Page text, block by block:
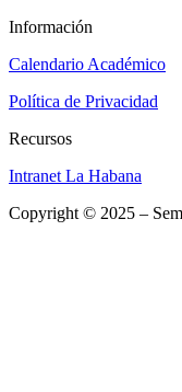
Información
Calendario Académico
Política de Privacidad
Recursos
Intranet La Habana
Copyright © 2025 –